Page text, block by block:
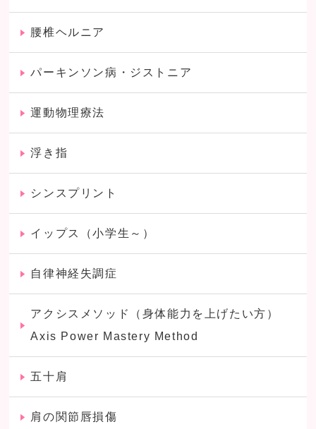
腰椎ヘルニア
パーキンソン病・ジストニア
運動物理療法
浮き指
シンスプリント
イップス（小学生～）
自律神経失調症
アクシスメソッド（身体能力を上げたい方）
Axis Power Mastery Method
五十肩
肩の関節唇損傷